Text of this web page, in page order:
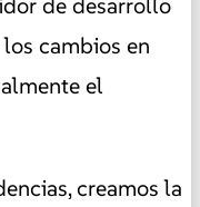
de desarrollo
cambios en
el
creamos la